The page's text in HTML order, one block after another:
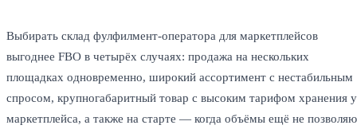
Выбирать склад фулфилмент-оператора для маркетплейсов
выгоднее FBO в четырёх случаях: продажа на нескольких
площадках одновременно, широкий ассортимент с нестабильным
спросом, крупногабаритный товар с высоким тарифом хранения у
маркетплейса, а также на старте — когда объёмы ещё не